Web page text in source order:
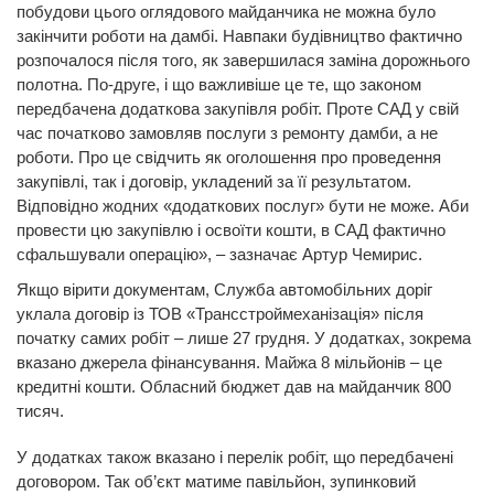
побудови цього оглядового майданчика не можна було
закінчити роботи на дамбі. Навпаки будівництво фактично
розпочалося після того, як завершилася заміна дорожнього
полотна. По-друге, і що важливіше це те, що законом
передбачена додаткова закупівля робіт. Проте САД у свій
час початково замовляв послуги з ремонту дамби, а не
роботи. Про це свідчить як оголошення про проведення
закупівлі, так і договір, укладений за її результатом.
Відповідно жодних «додаткових послуг» бути не може. Аби
провести цю закупівлю і освоїти кошти, в САД фактично
сфальшували операцію», – зазначає Артур Чемирис.
Якщо вірити документам, Служба автомобільних доріг
уклала договір із ТОВ «Трансстроймеханізація» після
початку самих робіт – лише 27 грудня. У додатках, зокрема
вказано джерела фінансування. Майжа 8 мільйонів – це
кредитні кошти. Обласний бюджет дав на майданчик 800
тисяч.
У додатках також вказано і перелік робіт, що передбачені
договором. Так об’єкт матиме павільйон, зупинковий